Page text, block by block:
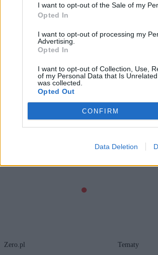
I want to opt-out of the Sale of my
Opted In
I want to opt-out of processing my
Advertising.
Opted In
I want to opt-out of Collection, Use,
of my Personal Data that Is
was collected.
Opted Out
CONFIRM
Data Deletion
Notowania dolara i złota dają do
Zero.pl Tematy